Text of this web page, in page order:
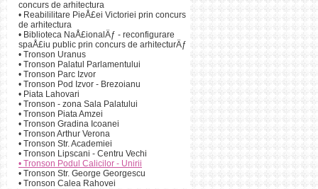
concurs de arhitectura
• Reabililitare PieÅ£ei Victoriei prin concurs
de arhitectura
• Biblioteca NaÅ£ionalÄƒ - reconfigurare
spaÅ£iu public prin concurs de arhitecturÄƒ
• Tronson Uranus
• Tronson Palatul Parlamentului
• Tronson Parc Izvor
• Tronson Pod Izvor - Brezoianu
• Piata Lahovari
• Tronson - zona Sala Palatului
• Tronson Piata Amzei
• Tronson Gradina Icoanei
• Tronson Arthur Verona
• Tronson Str. Academiei
• Tronson Lipscani - Centru Vechi
• Tronson Podul Calicilor - Unirii
• Tronson Str. George Georgescu
• Tronson Calea Rahovei